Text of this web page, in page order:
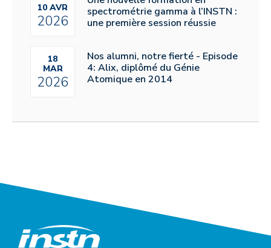
10 AVR
2026
spectrométrie gamma à l’INSTN :
une première session réussie
18
MAR
2026
Nos alumni, notre fierté - Episode
4: Alix, diplômé du Génie
Atomique en 2014